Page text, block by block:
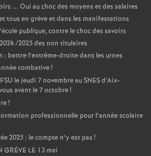
... Oui au choc des moyens et des salaires
tous en grève et dans les manifestations
publique, contre le choc des savoirs
/2025 des non titulaires
: battre l’extrême-droite dans les urnes
combative!
le jeudi 7 novembre au SNES d’Aix-
avant le 7 octobre!
!
professionnelle pour l’année scolaire
2025 : le compte n’y est pas !
GRÈVE LE 13 mai